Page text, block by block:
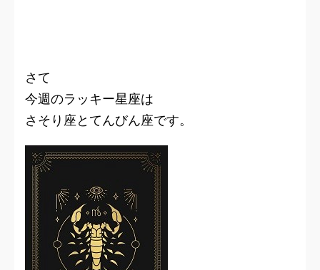
さて
今週のラッキー星座は
さそり座とてんびん座です。